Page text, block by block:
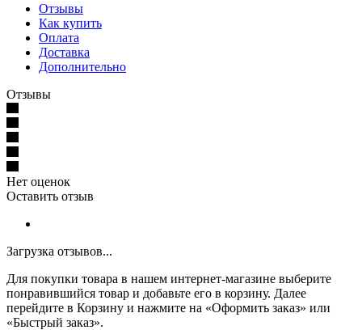
Отзывы
Как купить
Оплата
Доставка
Дополнительно
Отзывы
Нет оценок
Оставить отзыв
Загрузка отзывов...
Для покупки товара в нашем интернет-магазине выберите
понравившийся товар и добавьте его в корзину. Далее
перейдите в Корзину и нажмите на «Оформить заказ» или
«Быстрый заказ».